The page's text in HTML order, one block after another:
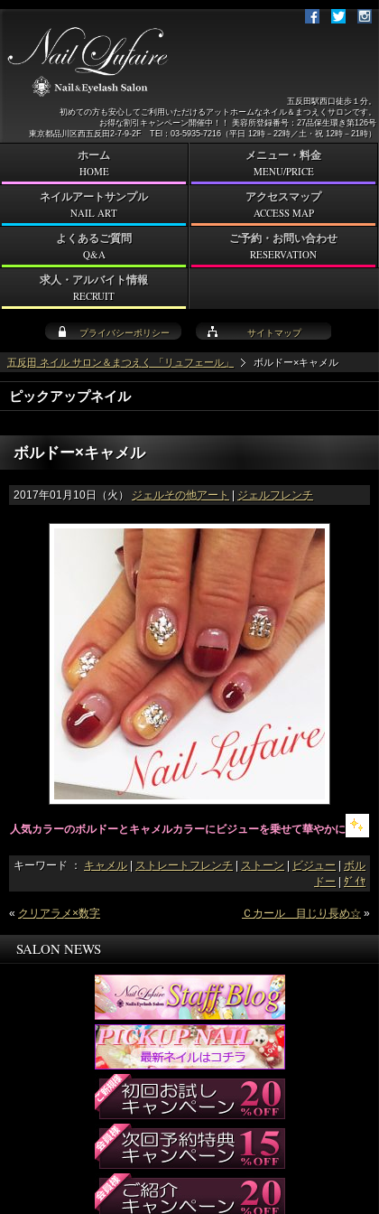
五反田 ネイル サロン＆まつえく 「リュフェール」 ボルドー×キャメル
ピックアップネイル
ボルドー×キャメル
2017年01月10日（火） ジェルその他アート | ジェルフレンチ
人気カラーのボルドーとキャメルカラーにビジューを乗せて華やかに
キーワード ： キャメル | ストレートフレンチ | ストーン | ビジュー | ボル
ドー | ﾀﾞｲﾔ
« クリアラメ×数字 Ｃカール 目じり長め☆ »
SALON NEWS
プライバシーポリシー サイトマップ
五反田駅西口徒歩１分。
初めての方も安心してご利用いただけるアットホームなネイル＆まつえくサロンです。
お得な割引キャンペーン開催中！！ 美容所登録番号：27品保生環き第126号
東京都品川区西五反田2-7-9-2F TEl：03-5935-7216（平日 12時－22時／土・祝 12時－21時）
ホーム
HOME
メニュー・料金
MENU/PRICE
ネイルアートサンプル
NAIL ART
アクセスマップ
ACCESS MAP
よくあるご質問
Q&A
ご予約・お問い合わせ
RESERVATION
求人・アルバイト情報
RECRUIT